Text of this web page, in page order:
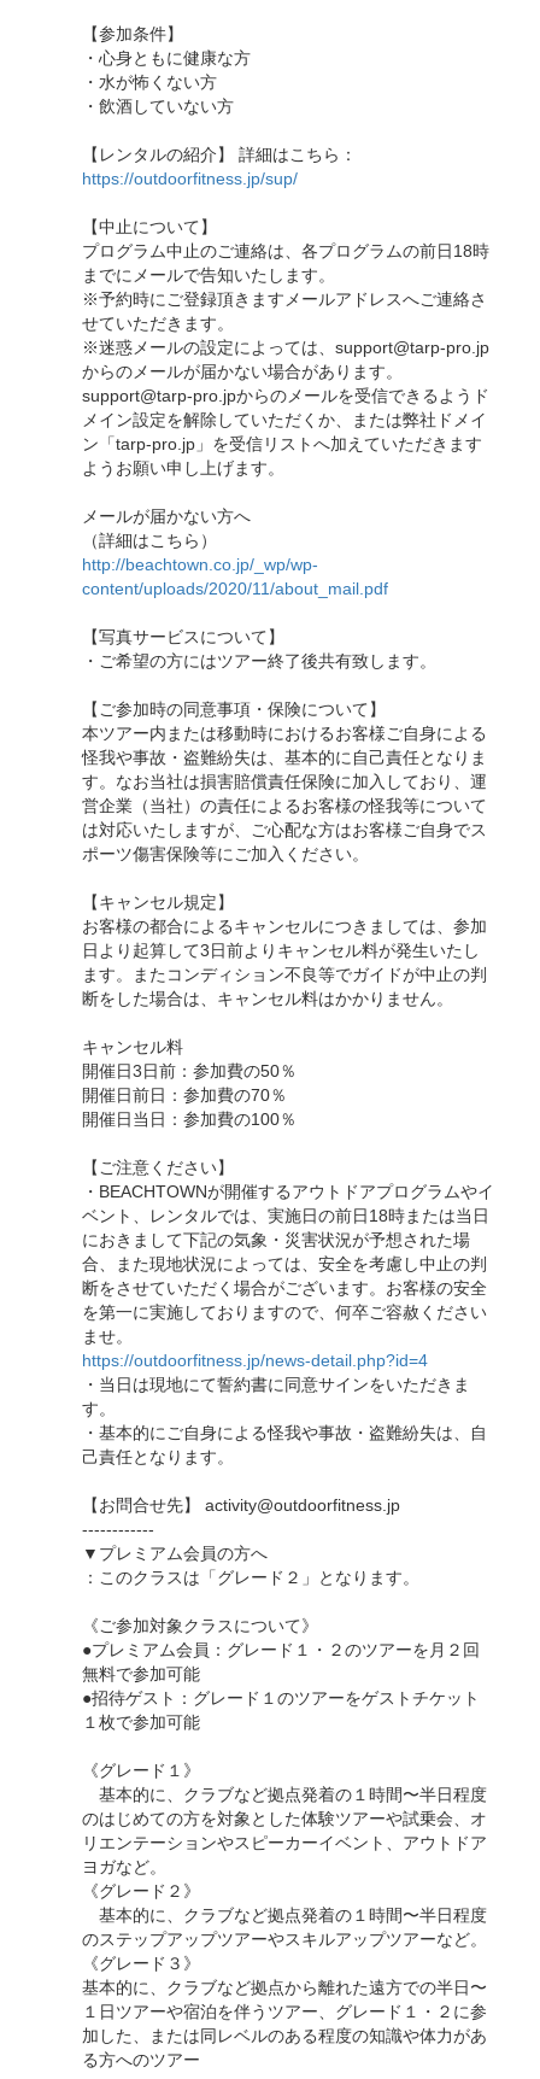
【参加条件】
・心身ともに健康な方
・水が怖くない方
・飲酒していない方
【レンタルの紹介】 詳細はこちら：
https://outdoorfitness.jp/sup/
【中止について】
プログラム中止のご連絡は、各プログラムの前日18時
までにメールで告知いたします。
※予約時にご登録頂きますメールアドレスへご連絡さ
せていただきます。
※迷惑メールの設定によっては、support@tarp-pro.jp
からのメールが届かない場合があります。
support@tarp-pro.jpからのメールを受信できるようド
メイン設定を解除していただくか、または弊社ドメイ
ン「tarp-pro.jp」を受信リストへ加えていただきます
ようお願い申し上げます。
メールが届かない方へ
（詳細はこちら）
http://beachtown.co.jp/_wp/wp-
content/uploads/2020/11/about_mail.pdf
【写真サービスについて】
・ご希望の方にはツアー終了後共有致します。
【ご参加時の同意事項・保険について】
本ツアー内または移動時におけるお客様ご自身による
怪我や事故・盗難紛失は、基本的に自己責任となりま
す。なお当社は損害賠償責任保険に加入しており、運
営企業（当社）の責任によるお客様の怪我等について
は対応いたしますが、ご心配な方はお客様ご自身でス
ポーツ傷害保険等にご加入ください。
【キャンセル規定】
お客様の都合によるキャンセルにつきましては、参加
日より起算して3日前よりキャンセル料が発生いたし
ます。またコンディション不良等でガイドが中止の判
断をした場合は、キャンセル料はかかりません。
キャンセル料
開催日3日前：参加費の50％
開催日前日：参加費の70％
開催日当日：参加費の100％
【ご注意ください】
・BEACHTOWNが開催するアウトドアプログラムやイ
ベント、レンタルでは、実施日の前日18時または当日
におきまして下記の気象・災害状況が予想された場
合、また現地状況によっては、安全を考慮し中止の判
断をさせていただく場合がございます。お客様の安全
を第一に実施しておりますので、何卒ご容赦ください
ませ。
https://outdoorfitness.jp/news-detail.php?id=4
・当日は現地にて誓約書に同意サインをいただきま
す。
・基本的にご自身による怪我や事故・盗難紛失は、自
己責任となります。
【お問合せ先】 activity@outdoorfitness.jp
------------
▼プレミアム会員の方へ
：このクラスは「グレード２」となります。
《ご参加対象クラスについて》
●プレミアム会員：グレード１・２のツアーを月２回
無料で参加可能
●招待ゲスト：グレード１のツアーをゲストチケット
１枚で参加可能
《グレード１》
基本的に、クラブなど拠点発着の１時間〜半日程度
のはじめての方を対象とした体験ツアーや試乗会、オ
リエンテーションやスピーカーイベント、アウトドア
ヨガなど。
《グレード２》
基本的に、クラブなど拠点発着の１時間〜半日程度
のステップアップツアーやスキルアップツアーなど。
《グレード３》
基本的に、クラブなど拠点から離れた遠方での半日〜
１日ツアーや宿泊を伴うツアー、グレード１・２に参
加した、または同レベルのある程度の知識や体力があ
る方へのツアー